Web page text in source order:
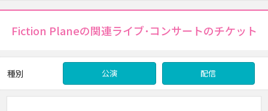
Fiction Planeの関連ライブ･コンサートのチケット
種別 公演 配信